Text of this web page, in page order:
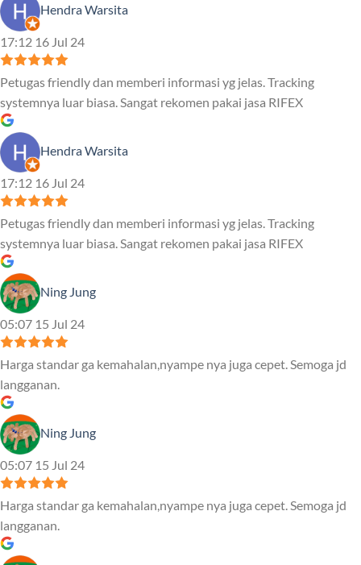
Hendra Warsita
17:12 16 Jul 24
Petugas friendly dan memberi informasi yg jelas. Tracking
systemnya luar biasa. Sangat rekomen pakai jasa RIFEX
Hendra Warsita
17:12 16 Jul 24
Petugas friendly dan memberi informasi yg jelas. Tracking
systemnya luar biasa. Sangat rekomen pakai jasa RIFEX
Ning Jung
05:07 15 Jul 24
Harga standar ga kemahalan,nyampe nya juga cepet. Semoga jd
langganan.
Ning Jung
05:07 15 Jul 24
Harga standar ga kemahalan,nyampe nya juga cepet. Semoga jd
langganan.